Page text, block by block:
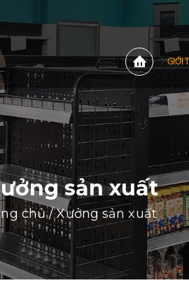
GIỚI
sản xuất
chủ/Xưởng sản xuất